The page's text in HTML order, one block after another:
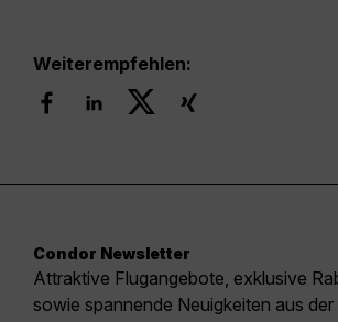
Weiterempfehlen:
Condor Newsletter
Attraktive Flugangebote, exklusive
sowie spannende Neuigkeiten aus